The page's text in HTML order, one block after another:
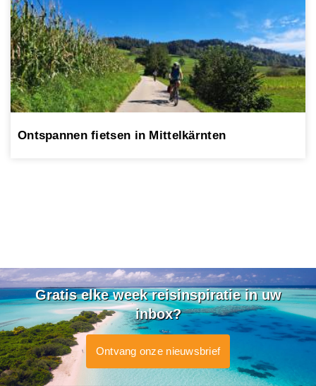
Ontspannen fietsen in Mittelkärnten
Gratis elke week reisinspiratie in uw
inbox?
Ontvang onze nieuwsbrief